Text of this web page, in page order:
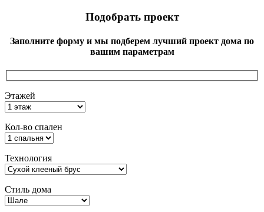
Подобрать проект
Заполните форму и мы подберем лучший проект дома по
вашим параметрам
Этажей
Кол-во спален
Технология
Стиль дома